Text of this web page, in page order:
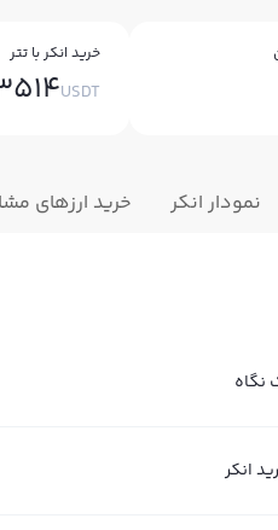
خرید انکر با تتر
USDT
نمودار انکر خرید ارزهای
نگاه
انکر